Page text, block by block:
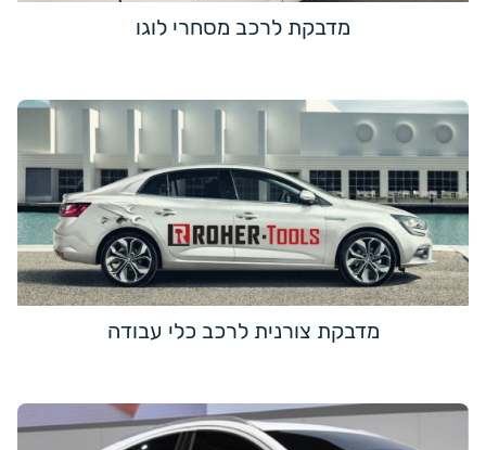
מדבקת לרכב מסחרי לוגו
מדבקת צורנית לרכב כלי עבודה